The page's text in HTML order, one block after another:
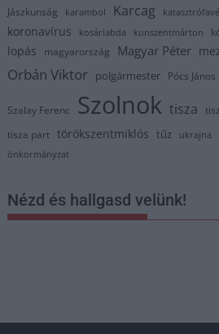
Jászkunság karambol Karcag
koronavírus kosárlabda kunszentmárton
lopás magyarország Magyar Péter
Orbán Viktor polgármester Pócs János
Szalay Ferenc Szolnok tisza
tisza part törökszentmiklós tűz ukrajna
önkormányzat
Nézd és hallgasd velünk!